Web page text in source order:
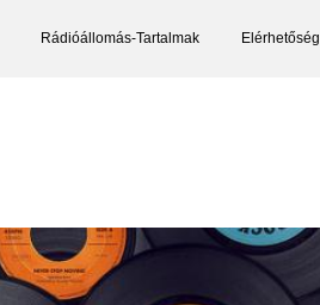
Rádióállomás-Tartalmak Elérhetőség